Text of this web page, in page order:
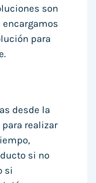
son
para
desde la
realizar
si no
si